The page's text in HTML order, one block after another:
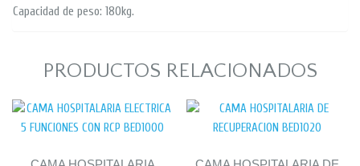
Capacidad de peso: 180kg.
PRODUCTOS RELACIONADOS